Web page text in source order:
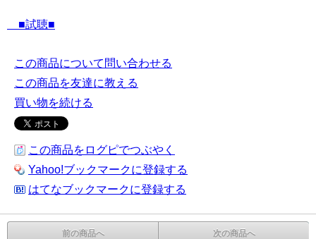
■試聴■
この商品について問い合わせる
この商品を友達に教える
買い物を続ける
この商品をログピでつぶやく
Yahoo!ブックマークに登録する
はてなブックマークに登録する
前の商品へ 次の商品へ